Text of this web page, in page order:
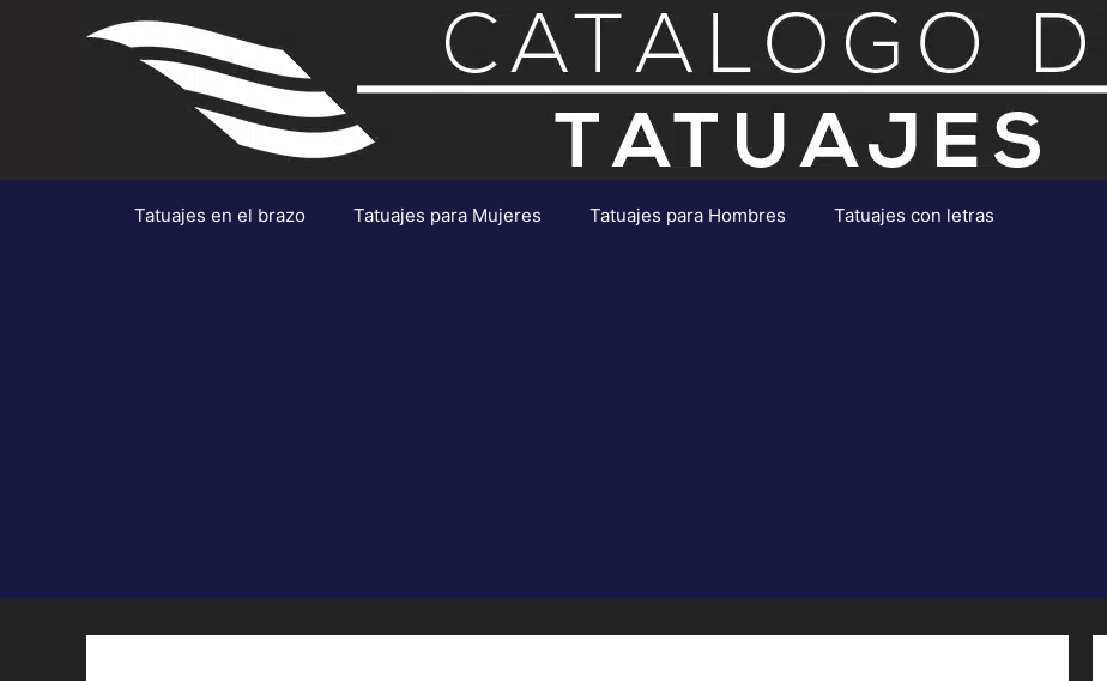
Tatuajes en el brazo Tatuajes para Mujeres Tatuajes para Hombres Tatuajes con letras